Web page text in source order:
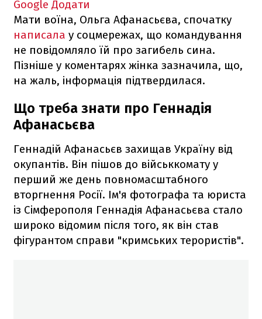
Google Додати
Мати воїна, Ольга Афанасьєва, спочатку
написала у соцмережах, що командування
не повідомляло їй про загибель сина.
Пізніше у коментарях жінка зазначила, що,
на жаль, інформація підтвердилася.
Що треба знати про Геннадія
Афанасьєва
Геннадій Афанасьєв захищав Україну від
окупантів. Він пішов до військкомату у
перший же день повномасштабного
вторгнення Росії. Ім'я фотографа та юриста
із Сімферополя Геннадія Афанасьєва стало
широко відомим після того, як він став
фігурантом справи "кримських терористів".